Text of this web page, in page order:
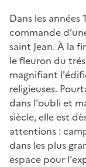
Dans les années
commande
saint Jean. À la
le fleuron du
magnifiant
religieuses.
dans l'oubli et
siècle, elle est
attentions :
dans les plus
espace pour